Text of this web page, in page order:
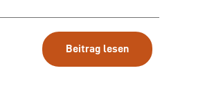
Beitrag lesen